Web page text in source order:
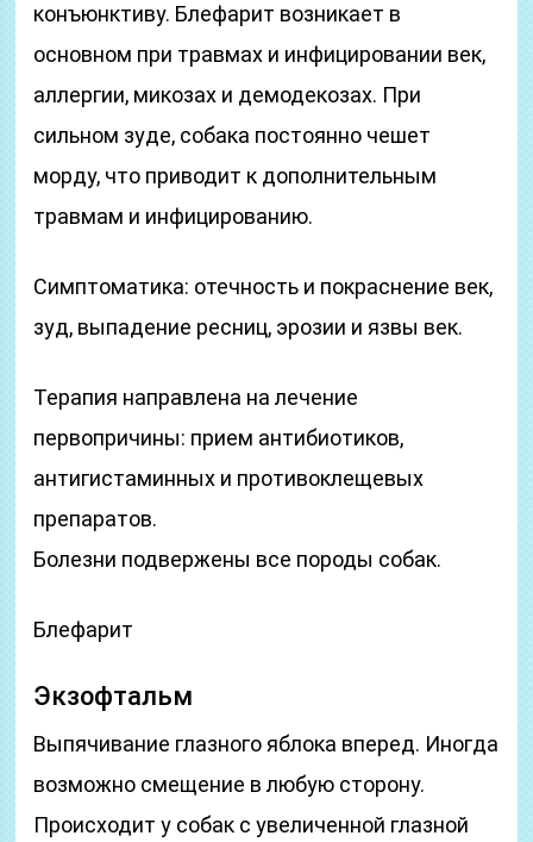
конъюнктиву. Блефарит возникает в
основном при травмах и инфицировании век,
аллергии, микозах и демодекозах. При
сильном зуде, собака постоянно чешет
морду, что приводит к дополнительным
травмам и инфицированию.
Симптоматика: отечность и покраснение век,
зуд, выпадение ресниц, эрозии и язвы век.
Терапия направлена на лечение
первопричины: прием антибиотиков,
антигистаминных и противоклещевых
препаратов.
Болезни подвержены все породы собак.
Блефарит
Экзофтальм
Выпячивание глазного яблока вперед. Иногда
возможно смещение в любую сторону.
Происходит у собак с увеличенной глазной